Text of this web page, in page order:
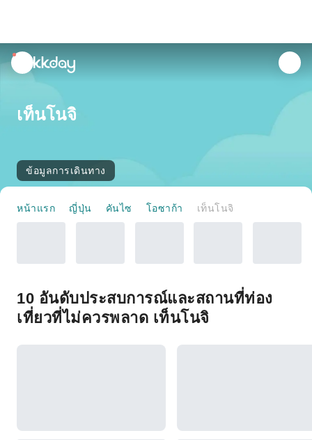
unread
notifications
เท็นโนจิ
ข้อมูลการเดินทาง
หน้าแรก ญี่ปุ่น คันไซ โอซาก้า เท็นโนจิ
10 อันดับประสบการณ์และสถานที่ท่อง
เที่ยวที่ไม่ควรพลาด เท็นโนจิ